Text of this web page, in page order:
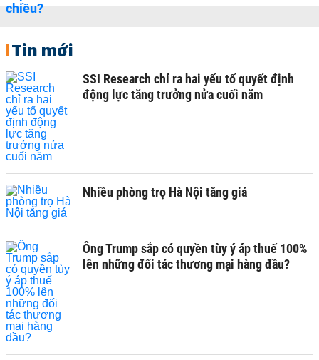
Tin mới
SSI Research chỉ ra hai yếu tố quyết định
động lực tăng trưởng nửa cuối năm
Nhiều phòng trọ Hà Nội tăng giá
Ông Trump sắp có quyền tùy ý áp thuế 100%
lên những đối tác thương mại hàng đầu?